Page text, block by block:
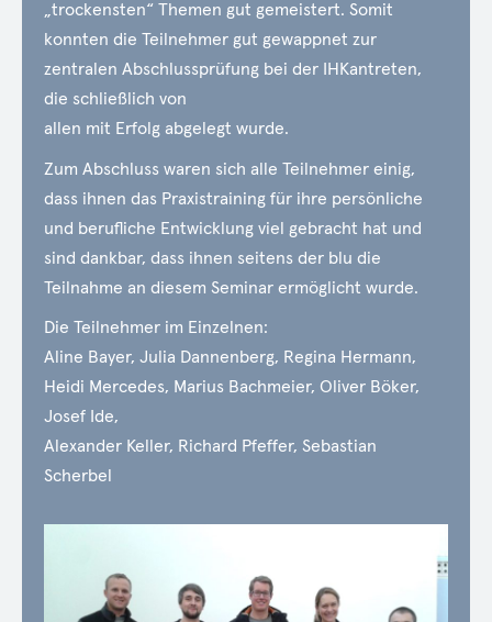
„trockensten“ Themen gut gemeistert. Somit
konnten die Teilnehmer gut gewappnet zur
zentralen Abschlussprüfung bei der
IHKantreten,
die schließlich von
allen mit Erfolg abgelegt wurde.
Zum Abschluss waren sich alle Teilnehmer einig,
dass ihnen das Praxistraining für ihre persönliche
und berufliche Entwicklung viel gebracht hat und
sind dankbar, dass ihnen seitens der blu die
Teilnahme an diesem Seminar ermöglicht wurde.
Die Teilnehmer im Einzelnen:
Aline Bayer, Julia Dannenberg, Regina Hermann,
Heidi Mercedes, Marius Bachmeier, Oliver Böker,
Josef Ide,
Alexander Keller, Richard Pfeffer, Sebastian
Scherbel